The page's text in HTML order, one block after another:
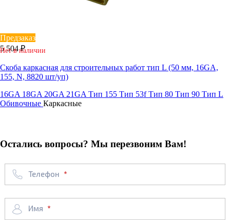
Предзаказ
5 504 ₽
Нет в наличии
Скоба каркасная для строительных работ тип L (50 мм, 16GA,
155, N, 8820 шт/уп)
16GA 18GA 20GA 21GA Тип 155 Тип 53fТип 80 Тип 90 Тип L
Обивочные Каркасные
Остались вопросы? Мы перезвоним Вам!
Телефон
Имя